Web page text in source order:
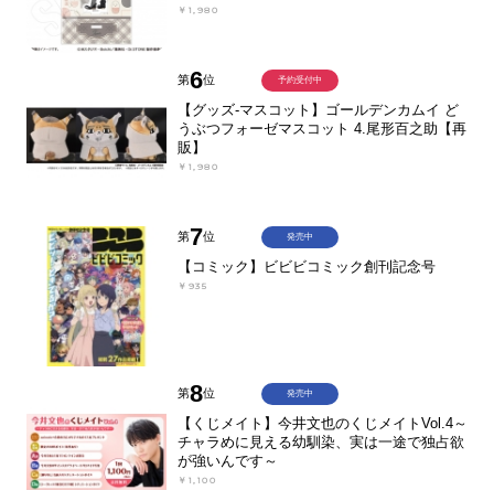
￥1,980
第6位
【グッズ-マスコット】ゴールデンカムイ ど
うぶつフォーゼマスコット 4.尾形百之助【再
販】
￥1,980
予約受付中
第7位
【コミック】ビビビコミック創刊記念号
￥935
発売中
第8位
【くじメイト】今井文也のくじメイトVol.4～
チャラめに見える幼馴染、実は一途で独占欲
が強いんです～
￥1,100
発売中